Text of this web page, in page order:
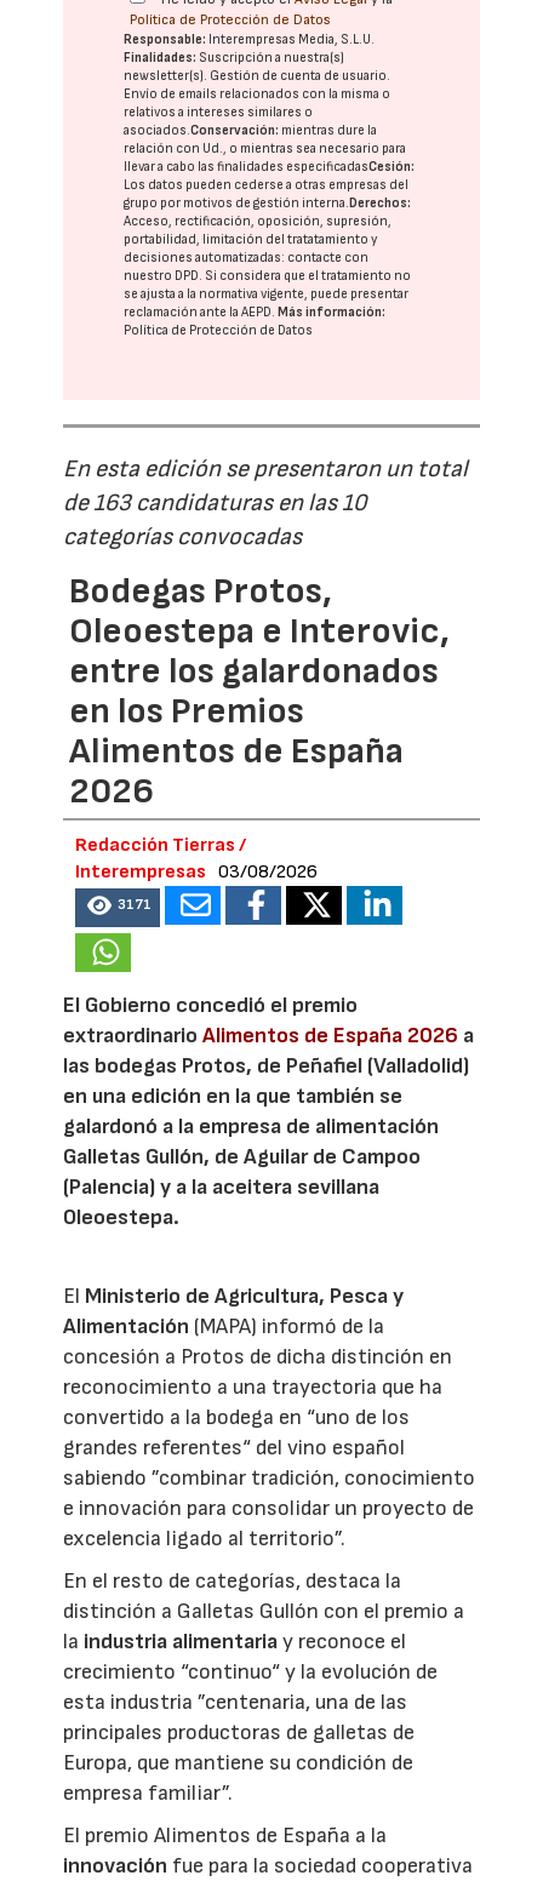
Política de Protección de Datos
Responsable: Interempresas Media, S.L.U.
Finalidades: Suscripción a nuestra(s)
newsletter(s). Gestión de cuenta de usuario.
Envío de emails relacionados con la misma o
relativos a intereses similares o
asociados.Conservación: mientras dure la
relación con Ud., o mientras sea necesario para
llevar a cabo las finalidades especificadasCesión:
Los datos pueden cederse a otras empresas del
grupo por motivos de gestión interna. Derechos:
Acceso, rectificación, oposición, supresión,
portabilidad, limitación del tratatamiento y
decisiones automatizadas: contacte con
nuestro DPD. Si considera que el tratamiento no
se ajusta a la normativa vigente, puede presentar
reclamación ante laAEPD. Más información:
Política de Protección de Datos
En esta edición se presentaron un total
de 163 candidaturas en las 10
categorías convocadas
Bodegas Protos,
Oleoestepa e Interovic,
entre los galardonados
en los Premios
Alimentos de España
2026
Redacción Tierras /
Interempresas
03/08/2026
3171
El Gobierno concedió el premio
extraordinarioAlimentos de España 2026 a
las bodegas Protos, de Peñafiel (Valladolid)
en una edición en la que también se
galardonó a la empresa de alimentación
Galletas Gullón, de Aguilar de Campoo
(Palencia) y a la aceitera sevillana
Oleoestepa.
El Ministerio de Agricultura, Pesca y
Alimentación (MAPA) informó de la
concesión a Protos de dicha distinción en
reconocimiento a una trayectoria que ha
convertido a la bodega en “uno de los
grandes referentes“ del vino español
sabiendo ”combinar tradición, conocimiento
e innovación para consolidar un proyecto de
excelencia ligado al territorio”.
En el resto de categorías, destaca la
distinción a Galletas Gullón con el premio a
la industria alimentariay reconoce el
crecimiento “continuo“ y la evolución de
esta industria ”centenaria, una de las
principales productoras de galletas de
Europa, que mantiene su condición de
empresa familiar”.
El premio Alimentos de España a la
innovación fue para la sociedad cooperativa